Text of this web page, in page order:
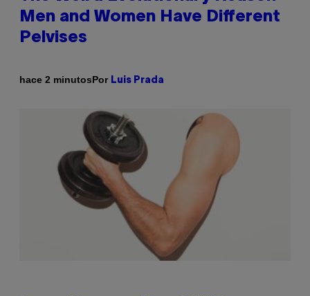
Men and Women Have Different
Pelvises
hace 2 minutosPor Luis Prada